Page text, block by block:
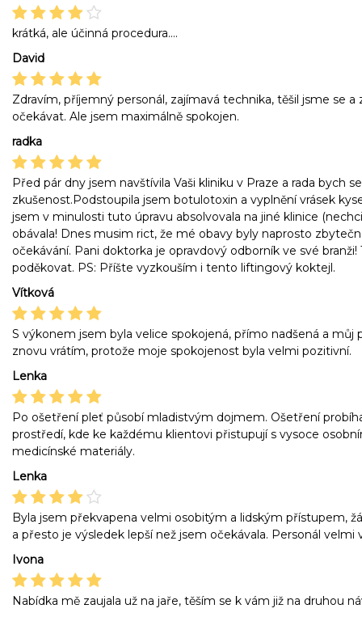
krátká, ale účinná procedura....
David
Zdravím, příjemný personál, zajímavá technika, těšil jsme se
očekávat. Ale jsem maximálně spokojen.
radka
Před pár dny jsem navštívila Vaši kliniku v Praze a rada bych
zkušenost.Podstoupila jsem botulotoxin a vyplnění vrásek
jsem v minulosti tuto úpravu absolvovala na jiné klinice
obávala! Dnes musim rict, že mé obavy byly naprosto
očekávání. Pani doktorka je opravdový odborník ve své
poděkovat. PS: Příšte vyzkouším i tento liftingový koktejl.
Vítková
S výkonem jsem byla velice spokojená, přímo nadšená a
znovu vrátím, protože moje spokojenost byla velmi pozitivní.
Lenka
Po ošetření pleť působí mladistvým dojmem. Ošetření
prostředí, kde ke každému klientovi přistupují s vysoce
medicínské materiály.
Lenka
Byla jsem překvapena velmi osobitým a lidským přístupem,
a přesto je výsledek lepší než jsem očekávala. Personál velmi
Ivona
Nabídka mě zaujala už na jaře, těším se k vám již na druhou